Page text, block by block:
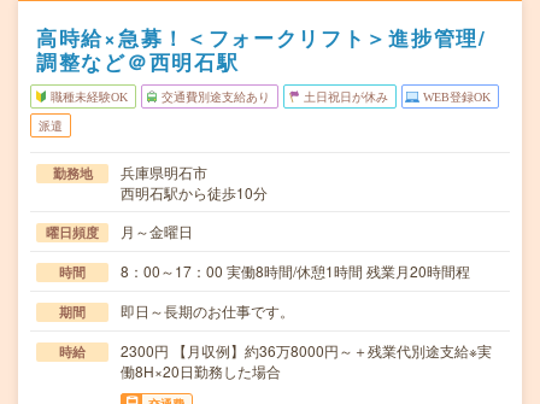
高時給×急募！＜フォークリフト＞進捗管理/
調整など＠西明石駅
職種未経験OK 交通費別途支給あり 土日祝日が休み WEB登録OK
派遣
勤務地
兵庫県明石市
西明石駅から徒歩10分
曜日頻度 月～金曜日
時間 8：00～17：00 実働8時間/休憩1時間 残業月20時間程
期間 即日～長期のお仕事です。
時給
2300円 【月収例】約36万8000円～＋残業代別途支給※実
働8H×20日勤務した場合